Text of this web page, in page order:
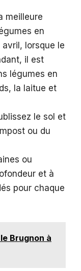
meilleure
en
lorsque le
il est
légumes en
la laitue et
le sol et
ou du
ou
et à
pour chaque
Brugnon à